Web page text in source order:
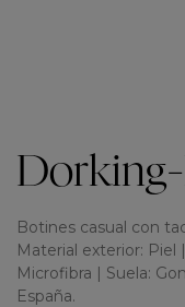
Botines casual con
Material exterior: Piel
Microfibra | Suela:
España.